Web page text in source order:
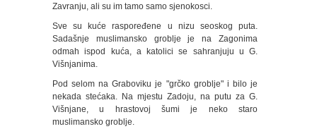
Zavranju, ali su im tamo samo sjenokosci.
Sve su kuće raspoređene u nizu seoskog puta.
Sadašnje muslimansko groblje je na Zagonima
odmah ispod kuća, a katolici se sahranjuju u G.
Višnjanima.
Pod selom na Graboviku je "grčko groblje" i bilo je
nekada stećaka. Na mjestu Zadoju, na putu za G.
Višnjane, u hrastovoj šumi je neko staro
muslimansko groblje.